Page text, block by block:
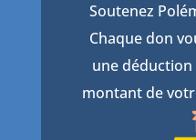
Soutenez
Chaque don
une déduction
montant de